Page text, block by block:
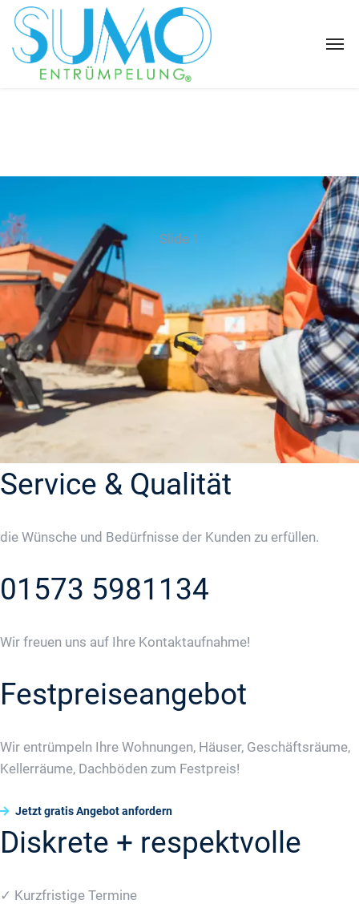
Slide 1
Service & Qualität
die Wünsche und Bedürfnisse der Kunden zu erfüllen.
01573 5981134
Wir freuen uns auf Ihre Kontaktaufnahme!
Festpreiseangebot
Wir entrümpeln Ihre Wohnungen, Häuser, Geschäftsräume,
Kellerräume, Dachböden zum Festpreis!
Jetzt gratis Angebot anfordern
Diskrete + respektvolle
✓ Kurzfristige Termine